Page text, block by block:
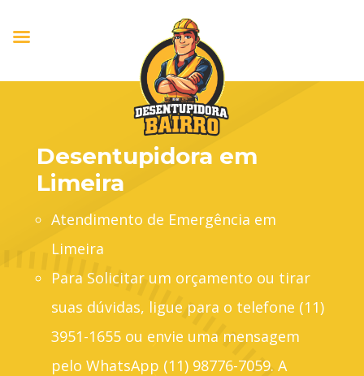
Desentupidora em
Limeira
Atendimento de Emergência em
Limeira
Para Solicitar um orçamento ou tirar
suas dúvidas, ligue para o telefone (11)
3951-1655 ou envie uma mensagem
pelo WhatsApp (11) 98776-7059. A